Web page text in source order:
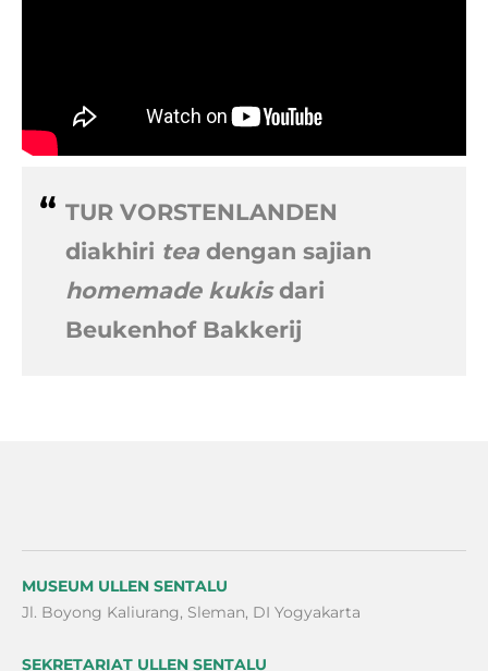
TUR VORSTENLANDEN
diakhiri tea dengan sajian
homemade kukisdari
Beukenhof Bakkerij
MUSEUM ULLEN SENTALU
Jl. Boyong Kaliurang, Sleman, DI Yogyakarta
SEKRETARIAT ULLEN SENTALU